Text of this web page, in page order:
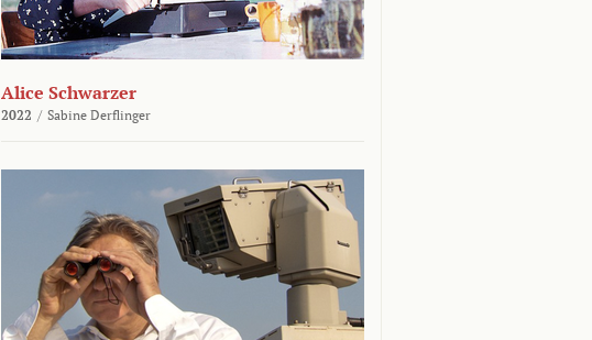
Alice Schwarzer
2022 / Sabine Derflinger